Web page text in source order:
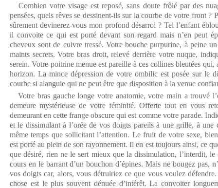
Combien votre visage est reposé, sans doute frôlé par des
pensées, quels rêves se dessinent-ils sur la courbe de votre front ?
sûrement devinerez-vous mon profond désarroi ? Tel l’enfant
il convoite ce qui est porté devant son regard mais n’en peut
cheveux sont de cuivre tressé. Votre bouche purpurine, à peine
maints secrets. Votre bras droit, relevé derrière votre nuque,
serein. Votre poitrine menue est pareille à ces collines bleutées
horizon. La mince dépression de votre ombilic est posée sur le
courbe si alanguie qui ne peut être que disposition à la venue
Votre bras gauche longe votre anatomie, votre main a trouvé
demeure mystérieuse de votre féminité. Offerte tout en vous
demeurant en cette frange obscure qui est comme votre parade.
et le dissimulant à l’orée de vos doigts pareils à une grille, à une
même temps que sollicitant l’attention. Le fruit de votre sexe,
est porté au plein de son rayonnement. Il en est toujours ainsi, ce
que désiré, rien ne le sert mieux que la dissimulation, l’interdit,
cours en le barrant d’un bouchon d’épines. Mais ne bougez pas,
vos doigts car, alors, vous détruiriez ce que vous voulez
chose est le plus souvent dénuée d’intérêt. La convoiter